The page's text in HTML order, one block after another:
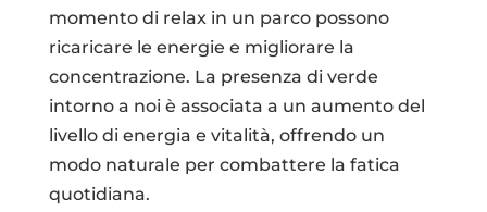
momento di relax in un parco possono
ricaricare le energie e migliorare la
concentrazione. La presenza di verde
intorno a noi è associata a un aumento del
livello di energia e vitalità, offrendo un
modo naturale per combattere la fatica
quotidiana.